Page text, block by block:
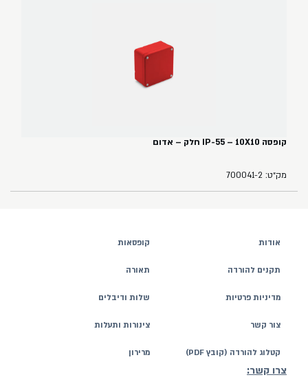
קופסה IP-55 – 10X10 חלק – אדום
מק״ט: 700041-2
צרו קשר:
אודות
תקנים להורדה
מדיניות פרטיות
צור קשר
קטלוג להורדה (קובץ PDF)
קופסאות
תאורה
שלות ודיבלים
צינורות ותעלות
מרירון